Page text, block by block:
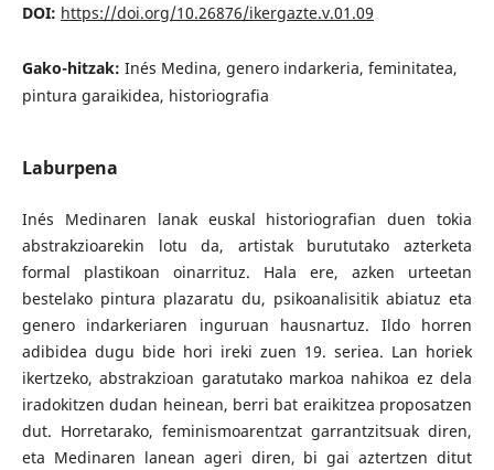
DOI: https://doi.org/10.26876/ikergazte.v.01.09
Gako-hitzak: Inés Medina, genero indarkeria, feminitatea,
pintura garaikidea, historiografia
Laburpena
Inés Medinaren lanak euskal historiografian duen tokia
abstrakzioarekin lotu da, artistak burututako azterketa
formal plastikoan oinarrituz. Hala ere, azken urteetan
bestelako pintura plazaratu du, psikoanalisitik abiatuz eta
genero indarkeriaren inguruan hausnartuz. Ildo horren
adibidea dugu bide hori ireki zuen 19. seriea. Lan horiek
ikertzeko, abstrakzioan garatutako markoa nahikoa ez dela
iradokitzen dudan heinean, berri bat eraikitzea proposatzen
dut. Horretarako, feminismoarentzat garrantzitsuak diren,
eta Medinaren lanean ageri diren, bi gai aztertzen ditut